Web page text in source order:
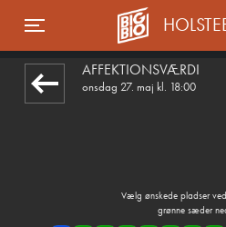
Toggle navigation
AFFEKTIONSVÆRDI
onsdag 27. maj kl. 18:00
Vælg ønskede pladser
grønne sæder
front05-temp